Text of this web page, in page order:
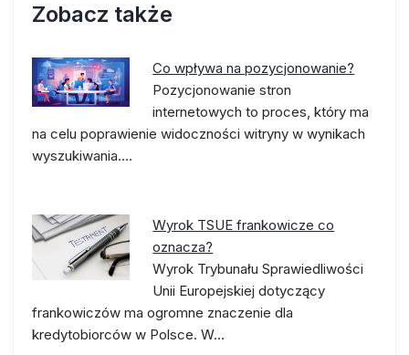
Zobacz także
Co wpływa na pozycjonowanie?
Pozycjonowanie stron
internetowych to proces, który ma
na celu poprawienie widoczności witryny w wynikach
wyszukiwania.…
Wyrok TSUE frankowicze co
oznacza?
Wyrok Trybunału Sprawiedliwości
Unii Europejskiej dotyczący
frankowiczów ma ogromne znaczenie dla
kredytobiorców w Polsce. W…